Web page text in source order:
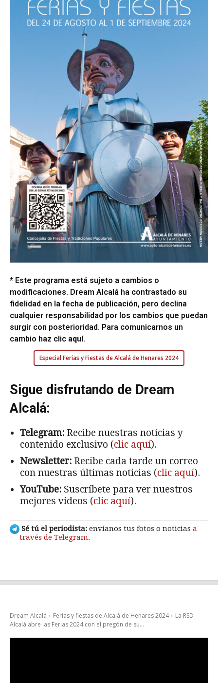
* Este programa está sujeto a cambios o
modificaciones. Dream Alcalá ha contrastado su
fidelidad en la fecha de publicación, pero declina
cualquier responsabilidad por los cambios que puedan
surgir con posterioridad. Para comunicarnos un
cambio haz clic aquí.
Especial Ferias y Fiestas de Alcalá de Henares 2024
Sigue disfrutando de Dream
Alcalá:
Telegram: Recibe nuestras noticias y
contenido exclusivo (clic aquí).
Newsletter: Recibe cada tarde un correo
con nuestras últimas noticias (clic aquí).
YouTube: Suscríbete para ver nuestros
mejores vídeos (clic aquí).
Sé tú el periodista: envíanos tus fotos o noticias a
través de Telegram.